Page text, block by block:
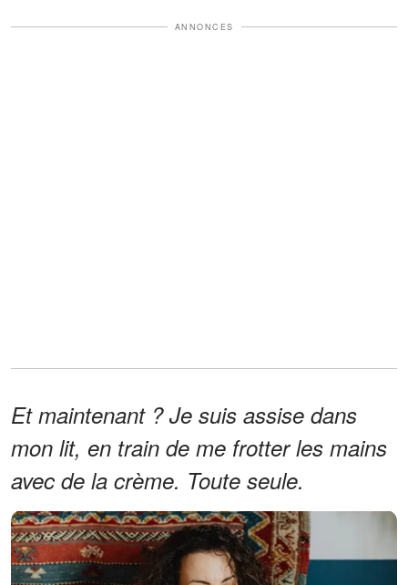
ANNONCES
Et maintenant ? Je suis assise dans
mon lit, en train de me frotter les mains
avec de la crème. Toute seule.